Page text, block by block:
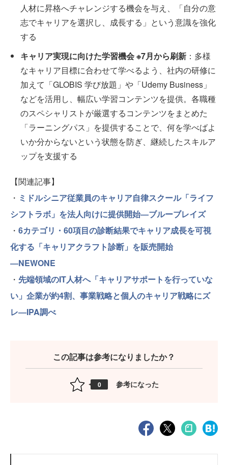
人材に昇格へチャレンジする機会を与え、「自分の意
志でキャリアを選択し、成長する」という意識を強化
する
キャリア実現に向けた学習機会 ※7月から刷新 ：多様
なキャリア目標に合わせて学べるよう、社内の研修に
加えて「GLOBIS 学び放題」や「Udemy Business」
などを活用し、幅広い学習コンテンツを提供。各職種
のスペシャリストが厳選するコンテンツをまとめた
「ラーニングパス」を提供することで、何を学べばよ
いか分からないという状態を防ぎ、継続したスキルア
ップを支援する
【関連記事】
・ ミドルシニア従業員のキャリア自律スクール「ライフ
シフトラボ」を法人向けに提供開始―ブルーブレイズ
・ 6カテゴリ・60項目の診断結果でキャリア成長を可視
化する「キャリアクラフト診断」を販売開始
―NEWONE
・ 先端領域のIT人材へ「キャリアサポートを行っていな
い」企業が約4割、事業戦略と個人のキャリア戦略にズ
レ―IPA調べ
この記事は参考になりましたか？
0 参考になった